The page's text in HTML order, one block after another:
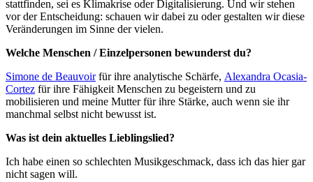
stattfinden, sei es Klimakrise oder Digitalisierung. Und wir stehen
vor der Entscheidung: schauen wir dabei zu oder gestalten wir diese
Veränderungen im Sinne der vielen.
Welche Menschen / Einzelpersonen bewunderst du?
Simone de Beauvoirfür ihre analytische Schärfe, Alexandra Ocasia-
Cortez für ihre Fähigkeit Menschen zu begeistern und zu
mobilisieren und meine Mutter für ihre Stärke, auch wenn sie ihr
manchmal selbst nicht bewusst ist.
Was ist dein aktuelles Lieblingslied?
Ich habe einen so schlechten Musikgeschmack, dass ich das hier gar
nicht sagen will.